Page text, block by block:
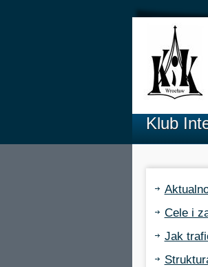
Klub
Cele i
Jak